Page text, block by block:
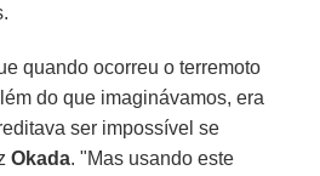
quando ocorreu o terremoto
do que imaginávamos, era
ser impossível se
Okada. "Mas usando este